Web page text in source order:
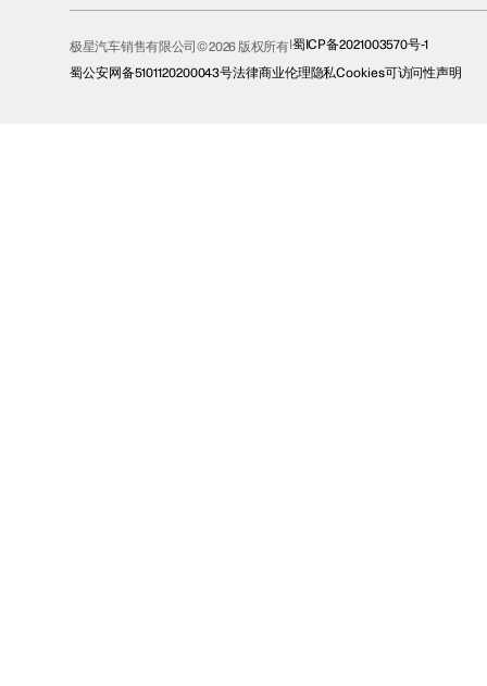
极星汽车销售有限公司© 2026 版权所有 蜀ICP备2021003570号-1
蜀公安网备5101120200043号法律商业伦理隐私Cookies可访问性声明